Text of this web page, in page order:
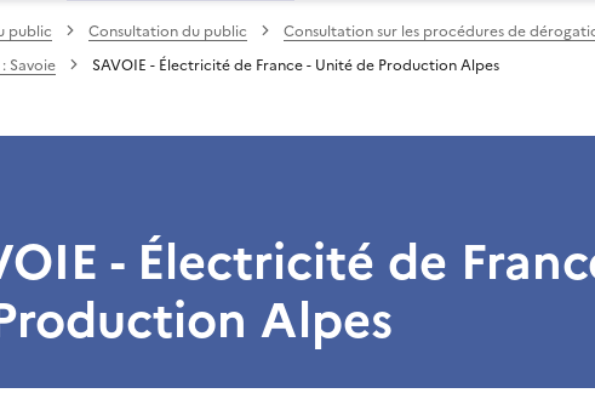
public Consultation du public Consultation sur les procédures de
Savoie SAVOIE - Électricité de France - Unité de Production Alpes
- Électricité de
Alpes